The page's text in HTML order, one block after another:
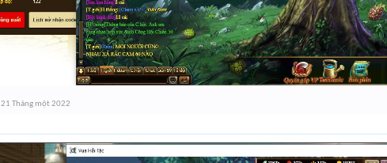
21 Tháng một 2022